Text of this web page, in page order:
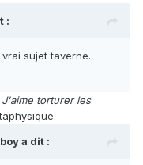
:
sujet taverne.
J'aime torturer les
a dit :